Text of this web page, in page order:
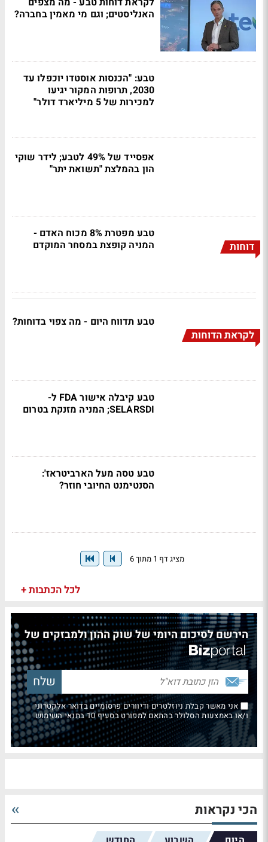
האנליסטים; וגם מי מאמין בחברה?
טבע: "הכנסות אוסטדו יוכפלו עד
2030, תרופות המקור יגיעו
למכירות של 5 מיליארד דולר"
אפסייד של 49% לטבע; לידר שוקי
הון בהמלצת "תשואת יתר"
דוחות
טבע מפטרת 8% מכוח האדם -
המניה קופצת במסחר המוקדם
לקראת הדוחות
טבע תדווח היום - מה צפוי בדוחות?
טבע קיבלה אישור FDA ל-
SELARSDI; המניה מזנקת בטרום
טבע טסה מעל הארביטראז':
הסנטימנט החיובי חוזר?
מציג דף 1 מתוך 6
לכל הכתבות +
הירשם לסיכום היומי של שוק ההון ולמבזקים של
אני מאשר קבלת ניוזלטרים ודיוורים פרסומיים בדואר אלקטרוני
ו/או באמצעות הסלולר בהתאם למפורט בסעיף 10 בתנאי השימוש
הכי נקראות